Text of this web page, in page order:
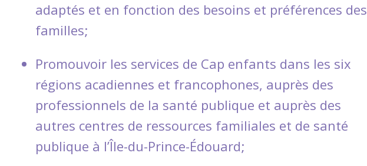
adaptés et en fonction des besoins et préférences des
familles;
Promouvoir les services de Cap enfants dans les six
régions acadiennes et francophones, auprès des
professionnels de la santé publique et auprès des
autres centres de ressources familiales et de santé
publique à l’Île-du-Prince-Édouard;